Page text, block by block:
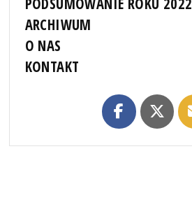
ARCHIWUM
O NAS
KONTAKT